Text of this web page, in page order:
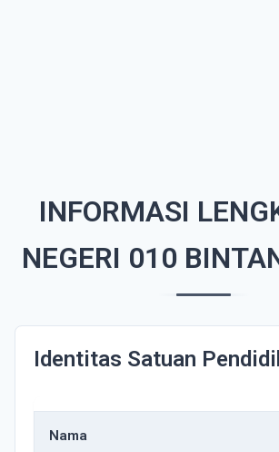
INFORMASI
NEGERI 010
Identitas Satuan
Nama